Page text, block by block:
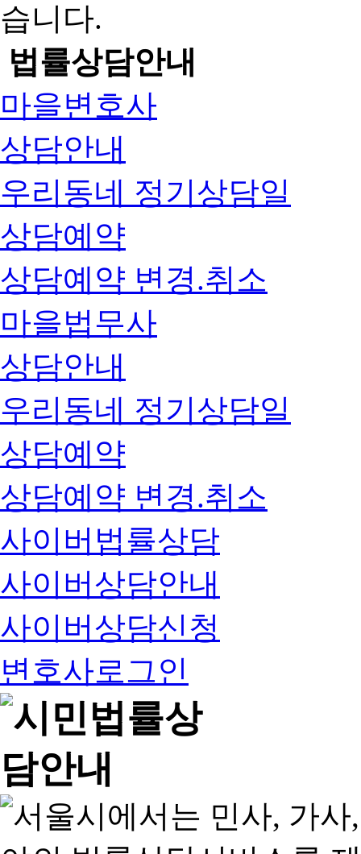
습니다.
법률상담안내
마을변호사
상담안내
우리동네 정기상담일
상담예약
상담예약 변경.취소
마을법무사
상담안내
우리동네 정기상담일
상담예약
상담예약 변경.취소
사이버법률상담
사이버상담안내
사이버상담신청
변호사로그인